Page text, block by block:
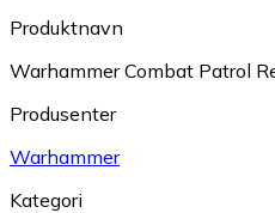
Produktnavn
Warhammer Combat Patrol
Produsenter
Warhammer
Kategori